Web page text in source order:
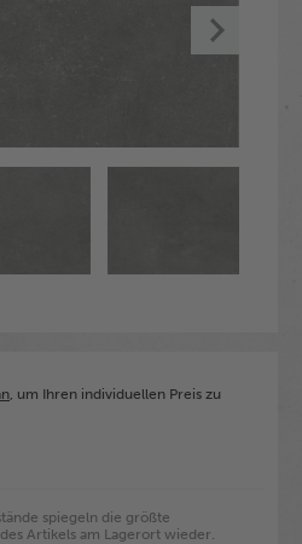
, um Ihren individuellen Preis zu
spiegeln die größte
Artikels am Lagerort wieder.